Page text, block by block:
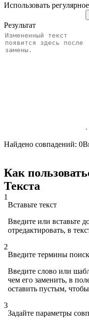
Использовать
Результат
Найдено совпадений: 0
Как
Текста
1
Вставьте текст
Введите или вставьте
отредактировать, в
2
Введите термины
Введите слово или
чем его заменить, в
оставить пустым,
3
Задайте параметры